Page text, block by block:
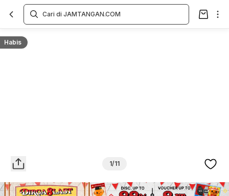
Habis
1/11
Overview